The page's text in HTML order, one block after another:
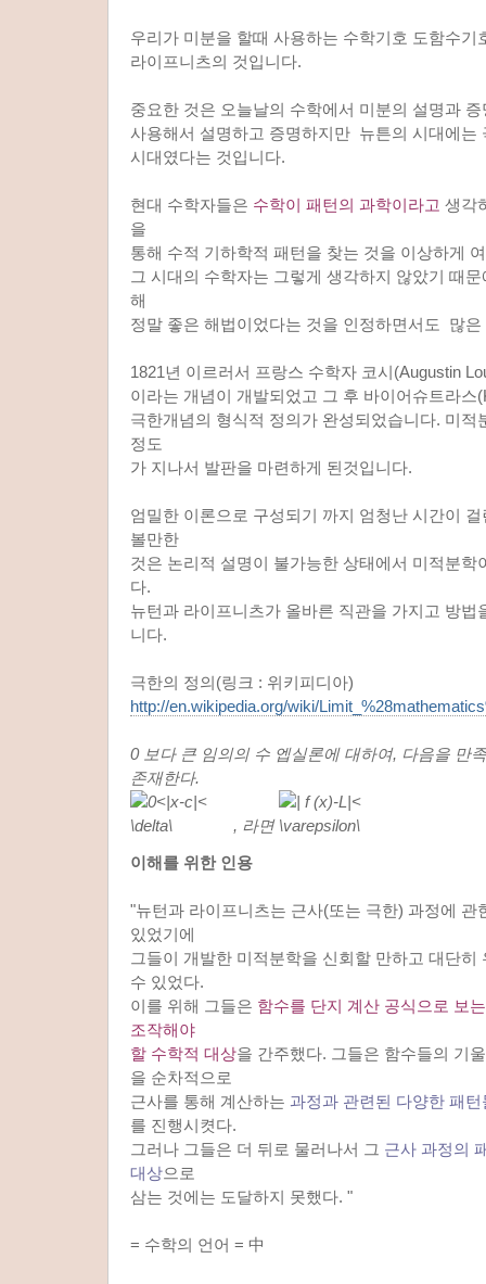
우리가 미분을 할때 사용하는 수학기호 도함수기
라이프니츠의 것입니다.
중요한 것은 오늘날의 수학에서 미분의 설명과
사용해서 설명하고 증명하지만 뉴튼의 시대에는
시대였다는 것입니다.
현대 수학자들은 수학이 패턴의 과학이라고 생각
을
통해 수적 기하학적 패턴을 찾는 것을 이상하게
그 시대의 수학자는 그렇게 생각하지 않았기 때
해
정말 좋은 해법이었다는 것을 인정하면서도 많
1821년 이르러서 프랑스 수학자 코시(Augustin
이라는 개념이 개발되었고 그 후 바이어슈트라스
극한개념의 형식적 정의가 완성되었습니다. 미적
정도
가 지나서 발판을 마련하게 된것입니다.
엄밀한 이론으로 구성되기 까지 엄청난 시간이
볼만한
것은 논리적 설명이 불가능한 상태에서 미적분학
다.
뉴턴과 라이프니츠가 올바른 직관을 가지고 방법
니다.
극한의 정의(링크 : 위키피디아)
http://en.wikipedia.org/wiki/
0 보다 큰 임의의 수 엡실론에 대하여, 다음을 만
존재한다.
, 라면
이해를 위한 인용
"뉴턴과 라이프니츠는 근사(또는 극한) 과정에 관
있었기에
그들이 개발한 미적분학을 신회할 만하고 대단히
수 있었다.
이를 위해 그들은 함수를 단지 계산 공식으로 보
조작해야
할 수학적 대상을 간주했다. 그들은 함수들의 기
을 순차적으로
근사를 통해 계산하는 과정과 관련된 다양한 패턴
를 진행시켯다.
그러나 그들은 더 뒤로 물러나서 그 근사 과정의
대상으로
삼는 것에는 도달하지 못했다. "
= 수학의 언어 = 中